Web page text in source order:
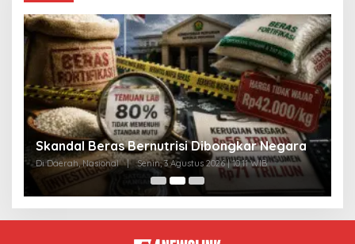
Skandal Beras Bernutrisi Dibongkar Negara
Di Daerah, Nasional | Senin, 3 Agustus 2026 | 10:11 WIB